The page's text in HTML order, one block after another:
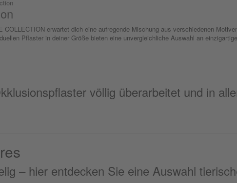
COLLECTION erwartet dich eine aufregende Mischung aus verschiedenen
Pflaster in deiner Größe bieten eine unvergleichliche Auswahl an
völlig überarbeitet und in
– hier entdecken Sie eine Auswahl